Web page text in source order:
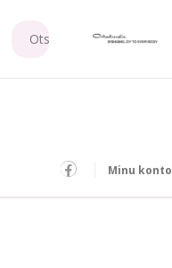
Minu konto